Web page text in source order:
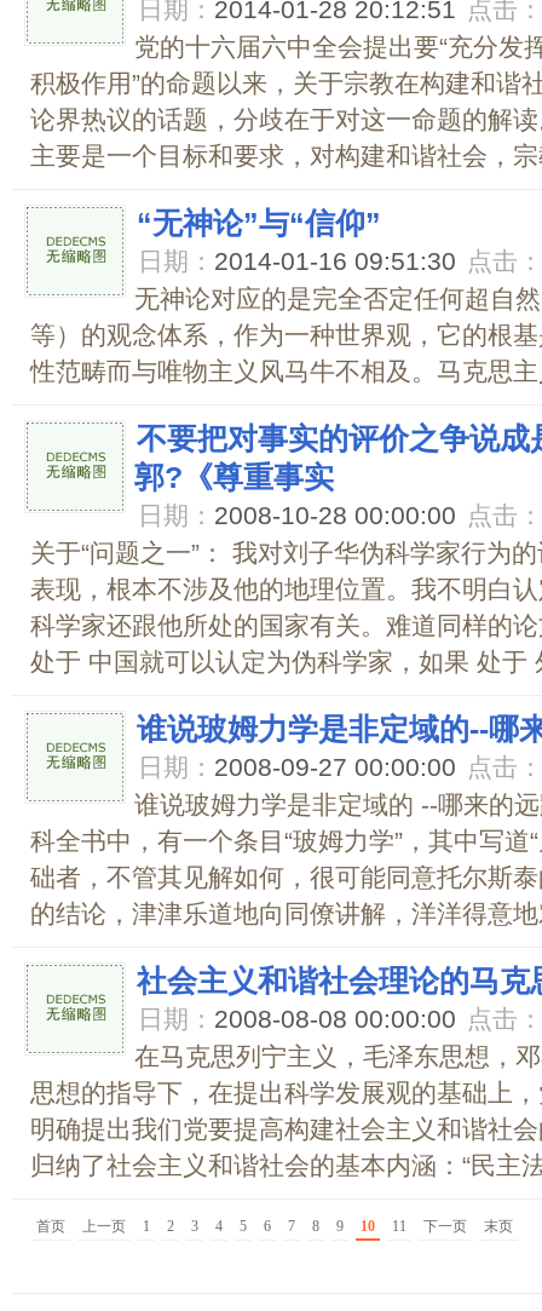
日期： 2014-01-28 20:12:51 点击：
党的十六届六中全会提出要“充分发
积极作用”的命题以来，关于宗教在构建和谐
论界热议的话题，分歧在于对这一命题的解
主要是一个目标和要求，对构建和谐社会，
“无神论”与“信仰”
日期： 2014-01-16 09:51:30 点击：
无神论对应的是完全否定任何超自
等）的观念体系，作为一种世界观，它的根
性范畴而与唯物主义风马牛不相及。马克思
不要把对事实的评价之争说
郭?《尊重事实
日期： 2008-10-28 00:00:00 点击：
关于“问题之一”： 我对刘子华伪科学家行为
表现，根本不涉及他的地理位置。我不明白
科学家还跟他所处的国家有关。难道同样的
处于 中国就可以认定为伪科学家，如果 处于
谁说玻姆力学是非定域的--哪
日期： 2008-09-27 00:00:00 点击：
谁说玻姆力学是非定域的 --哪来的
科全书中，有一个条目“玻姆力学”，其中写
础者，不管其见解如何，很可能同意托尔斯
的结论，津津乐道地向同僚讲解，洋洋得意
社会主义和谐社会理论的马克
日期： 2008-08-08 00:00:00 点击：
在马克思列宁主义，毛泽东思想，
思想的指导下，在提出科学发展观的基础上
明确提出我们党要提高构建社会主义和谐社
归纳了社会主义和谐社会的基本内涵：“民主
首页 上一页 1 2 3 4 5 6 7 8 9 10 11 下一页 末页